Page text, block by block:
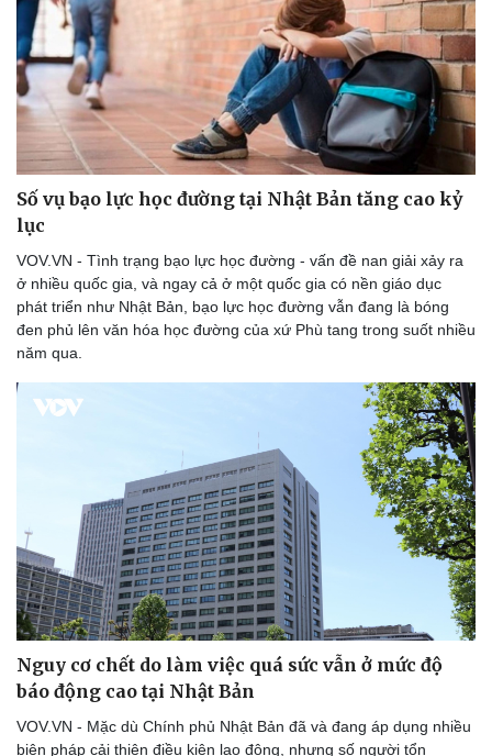
Bóng đá
Lịch thi đấu bóng đá
Thế giới thể thao
eSports
Ô tô
Xe máy
Tư vấn
Số vụ bạo lực học đường tại Nhật Bản tăng cao kỷ
lục
VOV.VN - Tình trạng bạo lực học đường - vấn đề nan giải xảy ra
ở nhiều quốc gia, và ngay cả ở một quốc gia có nền giáo dục
phát triển như Nhật Bản, bạo lực học đường vẫn đang là bóng
đen phủ lên văn hóa học đường của xứ Phù tang trong suốt nhiều
năm qua.
Nguy cơ chết do làm việc quá sức vẫn ở mức độ
báo động cao tại Nhật Bản
VOV.VN - Mặc dù Chính phủ Nhật Bản đã và đang áp dụng nhiều
biện pháp cải thiện điều kiện lao động, nhưng số người tổn